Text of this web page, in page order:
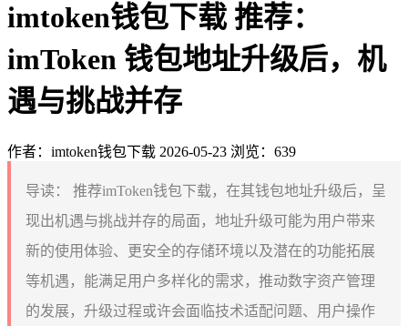
imtoken钱包下载 推荐：
imToken 钱包地址升级后，机
遇与挑战并存
作者：imtoken钱包下载 2026-05-23 浏览：639
导读：
推荐imToken钱包下载，在其钱包地址升级后，呈
现出机遇与挑战并存的局面，地址升级可能为用户带来
新的使用体验、更安全的存储环境以及潜在的功能拓展
等机遇，能满足用户多样化的需求，推动数字资产管理
的发展，升级过程或许会面临技术适配问题、用户操作